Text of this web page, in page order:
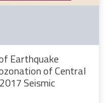
Earthquake
of Central
Seismic